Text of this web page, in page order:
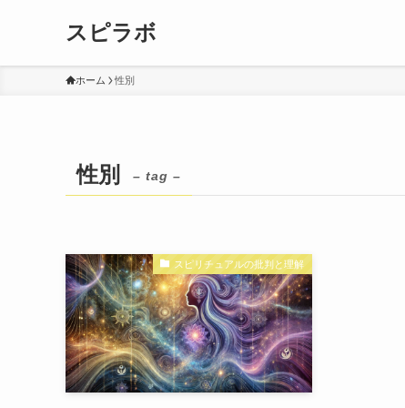
スピラボ
ホーム 性別
性別 – tag –
スピリチュアルの批判と理解